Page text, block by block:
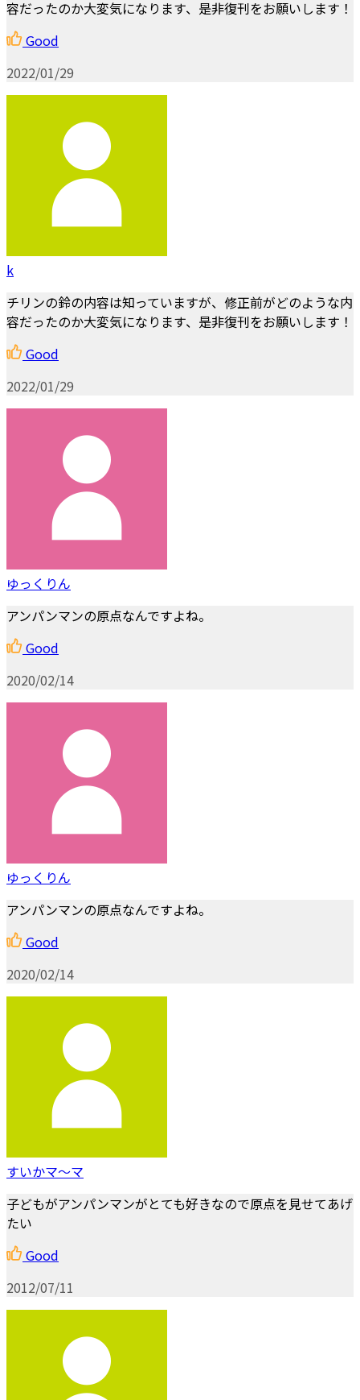
容だったのか大変気になります、是非復刊をお願いします！
Good
2022/01/29
k
チリンの鈴の内容は知っていますが、修正前がどのような内
容だったのか大変気になります、是非復刊をお願いします！
Good
2022/01/29
ゆっくりん
アンパンマンの原点なんですよね。
Good
2020/02/14
ゆっくりん
アンパンマンの原点なんですよね。
Good
2020/02/14
すいかマ～マ
子どもがアンパンマンがとても好きなので原点を見せてあげ
たい
Good
2012/07/11